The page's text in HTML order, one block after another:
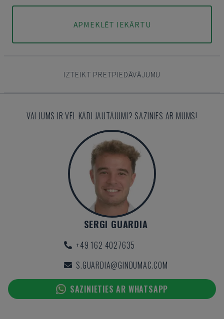
APMEKLĒT IEKĀRTU
IZTEIKT PRETPIEDĀVĀJUMU
VAI JUMS IR VĒL KĀDI JAUTĀJUMI? SAZINIES AR MUMS!
SERGI GUARDIA
+49 162 4027635
S.GUARDIA@GINDUMAC.COM
SAZINIETIES AR WHATSAPP